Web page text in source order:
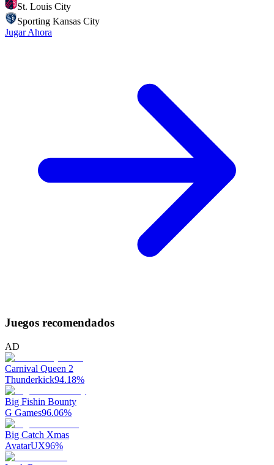
St. Louis City
Sporting Kansas City
Jugar Ahora
Juegos recomendados
AD
Carnival Queen 2
Thunderkick94.18%
Big Fishin Bounty
G Games96.06%
Big Catch Xmas
AvatarUX96%